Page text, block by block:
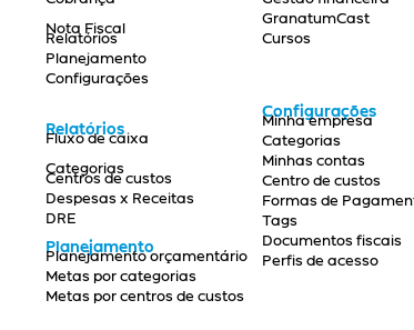
Nota Fiscal
Relatórios
Planejamento
Configurações
Relatórios
Fluxo de caixa
Categorias
Centros de custos
Despesas x Receitas
DRE
Planejamento
Planejamento orçamentário
Metas por categorias
Metas por centros de custos
GranatumCast
Cursos
Configurações
Minha empresa
Categorias
Minhas contas
Centro de custos
Formas de
Tags
Documentos fiscais
Perfis de acesso